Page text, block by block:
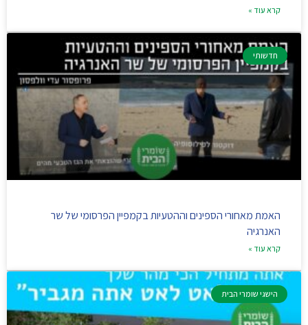
קרא עוד »
חדשותי
האמת מאחורי הספינים וההטעיות בקמפיין הפרסומי של שר
האנרגיה
קרא עוד »
הישגי שומרי הבית